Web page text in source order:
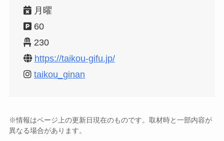
月曜
60
230
https://taikou-gifu.jp/
taikou_ginan
※情報はページ上の更新日現在のものです。取材時と一部内容が
異なる場合があります。